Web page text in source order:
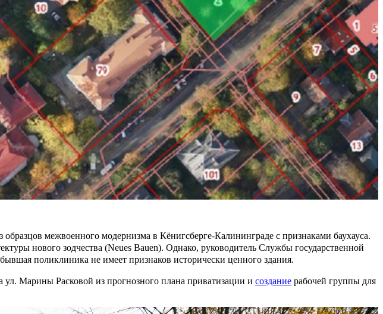
межвоенного модернизма в Кёнигсберге-Калининграде с признаками баухауса.
нового зодчества (Neues Bauen). Однако, руководитель Службы государственной
поликлиника не имеет признаков исторически ценного здания.
ул. Марины Расковой из прогнозного плана приватизации и создание рабочей группы для